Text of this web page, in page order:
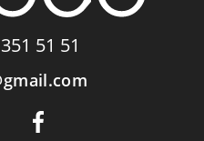
51 51